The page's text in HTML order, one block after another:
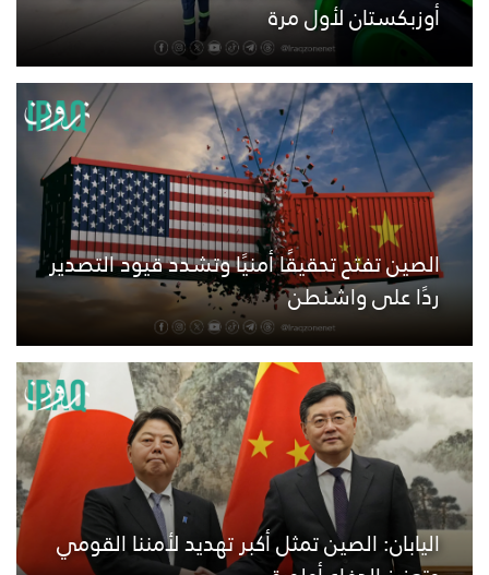
أوزبكستان لأول مرة
الصين تفتح تحقيقًا أمنيًا وتشدد قيود التصدير
ردًا على واشنطن
اليابان: الصين تمثل أكبر تهديد لأمننا القومي